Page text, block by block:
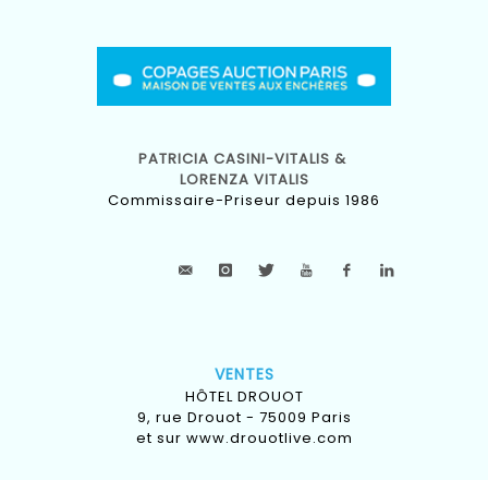
PATRICIA CASINI-VITALIS &
LORENZA VITALIS
Commissaire-Priseur depuis 1986
VENTES
HÔTEL DROUOT
9, rue Drouot - 75009 Paris
et sur www.drouotlive.com